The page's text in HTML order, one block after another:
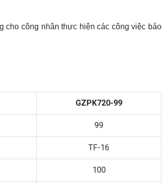
cho công nhân thực hiện các công việc bảo
GZPK720-99
99
TF-16
100